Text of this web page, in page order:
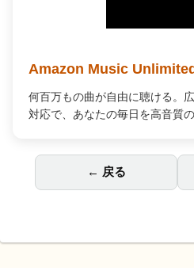
Amazon Music
何百万もの曲が自由に聴ける。
対応で、あなたの毎日を高音質
← 戻る